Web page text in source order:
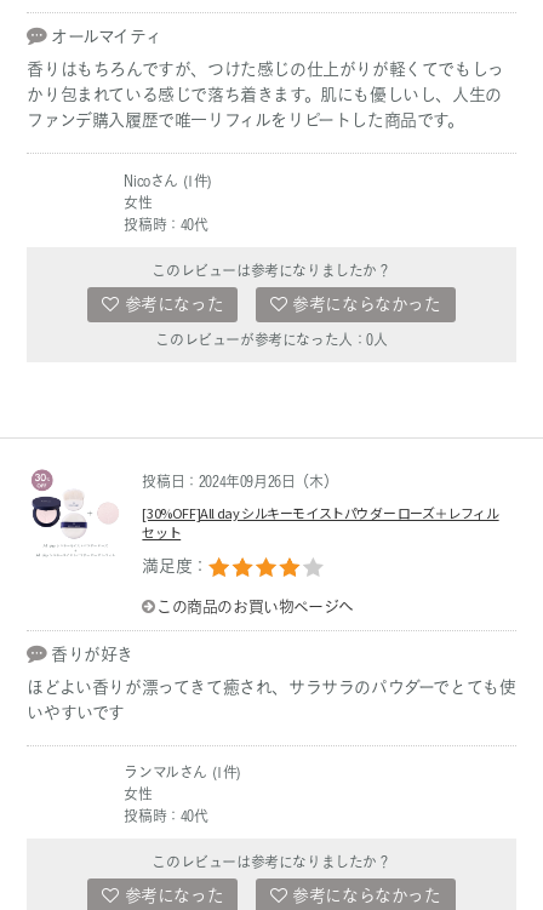
オールマイティ
香りはもちろんですが、つけた感じの仕上がりが軽くてでもしっ
かり包まれている感じで落ち着きます。肌にも優しいし、人生の
ファンデ購入履歴で唯一リフィルをリピートした商品です。
Nicoさん (1件)
女性
投稿時：40代
このレビューは参考になりましたか？
参考になった 参考にならなかった
このレビューが参考になった人：0 人
投稿日：2024年09月26日（木）
[30%OFF]All day シルキーモイストパウダー ローズ＋レフィル
セット
満足度：
この商品のお買い物ページへ
香りが好き
ほどよい香りが漂ってきて癒され、サラサラのパウダーでとても使
いやすいです
ランマルさん (1件)
女性
投稿時：40代
このレビューは参考になりましたか？
参考になった 参考にならなかった